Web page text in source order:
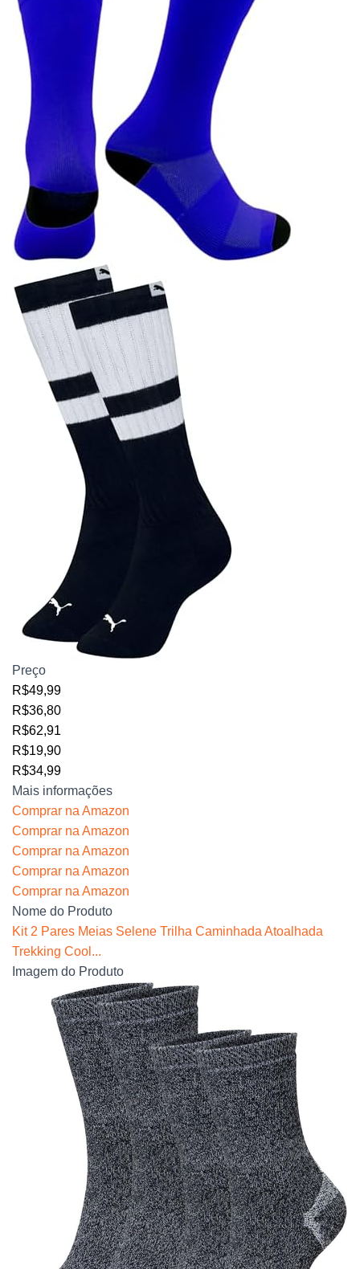
Preço
R$49,99
R$36,80
R$62,91
R$19,90
R$34,99
Mais informações
Comprar na Amazon
Comprar na Amazon
Comprar na Amazon
Comprar na Amazon
Comprar na Amazon
Nome do Produto
Kit 2 Pares Meias Selene Trilha Caminhada Atoalhada
Trekking Cool...
Imagem do Produto